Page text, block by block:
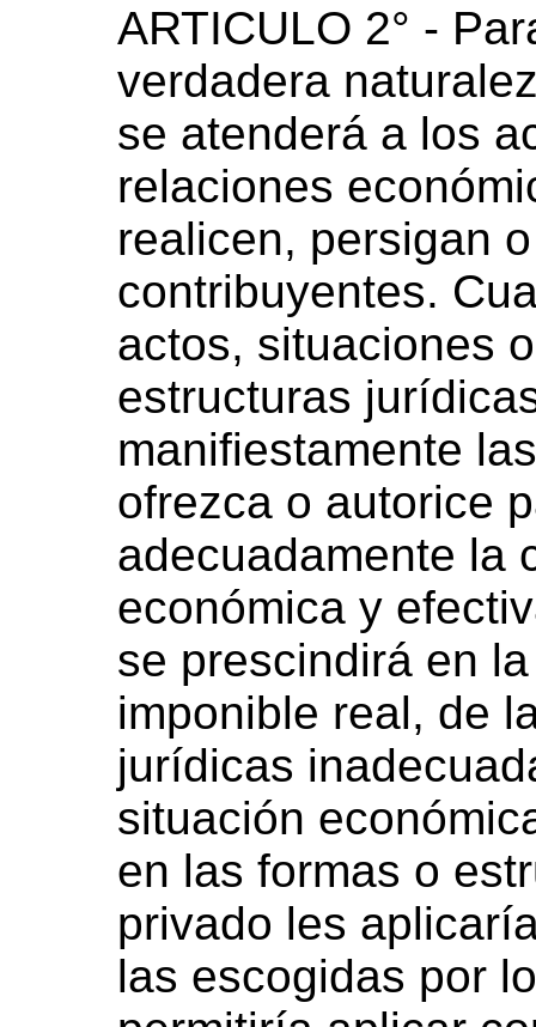
ARTICULO 2° -
verdadera
se atenderá a los
relaciones
realicen, persigan
contribuyentes.
actos, situaciones
estructuras
manifiestamente
ofrezca o autorice
adecuadamente la
económica y
se prescindirá en
imponible real, de
jurídicas
situación
en las formas o
privado les
las escogidas por